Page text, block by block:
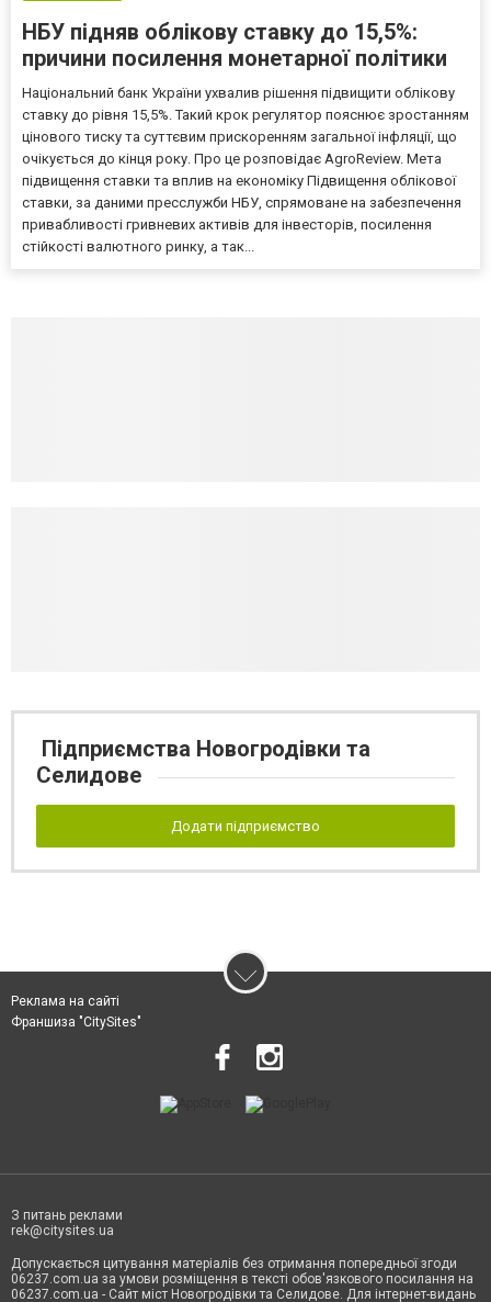
НБУ підняв облікову ставку до 15,5%:
причини посилення монетарної політики
Національний банк України ухвалив рішення підвищити облікову
ставку до рівня 15,5%. Такий крок регулятор пояснює зростанням
цінового тиску та суттєвим прискоренням загальної інфляції, що
очікується до кінця року. Про це розповідає AgroReview. Мета
підвищення ставки та вплив на економіку Підвищення облікової
ставки, за даними пресслужби НБУ, спрямоване на забезпечення
привабливості гривневих активів для інвесторів, посилення
стійкості валютного ринку, а так...
Підприємства Новогродівки та
Селидове
Додати підприємство
Реклама на сайті
Франшиза "CitySites"
З питань реклами
rek@citysites.ua
Допускається цитування матеріалів без отримання попередньої згоди
06237.com.ua за умови розміщення в тексті обов'язкового посилання на
06237.com.ua - Сайт міст Новогродівки та Селидове. Для інтернет-видань